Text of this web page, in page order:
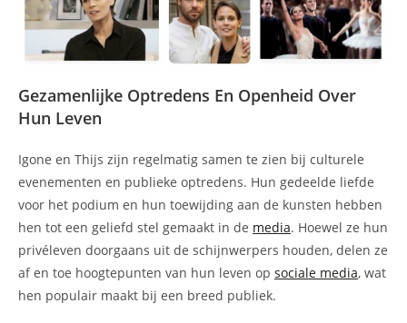
Gezamenlijke Optredens En Openheid Over
Hun Leven
Igone en Thijs zijn regelmatig samen te zien bij culturele
evenementen en publieke optredens. Hun gedeelde liefde
voor het podium en hun toewijding aan de kunsten hebben
hen tot een geliefd stel gemaakt in de media. Hoewel ze hun
privéleven doorgaans uit de schijnwerpers houden, delen ze
af en toe hoogtepunten van hun leven op sociale media, wat
hen populair maakt bij een breed publiek.